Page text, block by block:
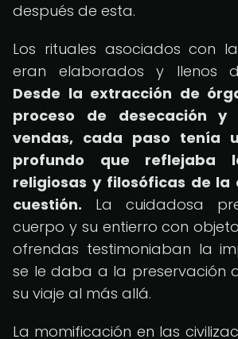
después de esta.
Los rituales asociados con
eran elaborados y llenos
Desde la extracción de
proceso de desecación y
vendas, cada paso tenía
profundo que reflejaba
religiosas y filosóficas de la
cuestión. La cuidadosa
cuerpo y su entierro con
ofrendas testimoniaban la
se le daba a la preservación
su viaje al más allá.
La momificación en las